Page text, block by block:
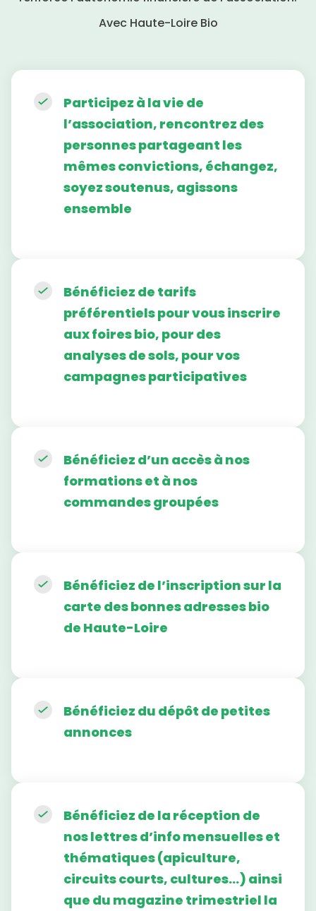
Avec Haute-Loire Bio
Participez à la vie de
l’association, rencontrez des
personnes partageant les
mêmes convictions, échangez,
soyez soutenus, agissons
ensemble
Bénéficiez de tarifs
préférentiels pour vous inscrire
aux foires bio, pour des
analyses de sols, pour vos
campagnes participatives
Bénéficiez d’un accès à nos
formations et à nos
commandes groupées
Bénéficiez de l’inscription sur la
carte des bonnes adresses bio
de Haute-Loire
Bénéficiez du dépôt de petites
annonces
Bénéficiez de la réception de
nos lettres d’info mensuelles et
thématiques (apiculture,
circuits courts, cultures…) ainsi
que du magazine trimestriel la